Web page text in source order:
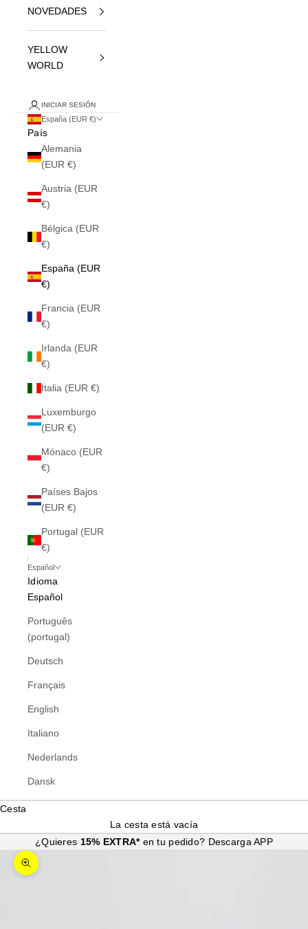
NOVEDADES
YELLOW
WORLD
INICIAR SESIÓN
España (EUR €)
País
Alemania
(EUR €)
Austria (EUR
€)
Bélgica (EUR
€)
España (EUR
€)
Francia (EUR
€)
Irlanda (EUR
€)
Italia (EUR €)
Luxemburgo
(EUR €)
Mónaco (EUR
€)
Países Bajos
(EUR €)
Portugal (EUR
€)
Español
Idioma
Español
Português
(portugal)
Deutsch
Français
English
Italiano
Nederlands
Dansk
Cesta
La cesta está vacía
¿Quieres 15% EXTRA* en tu pedido? Descarga APP
Zoom